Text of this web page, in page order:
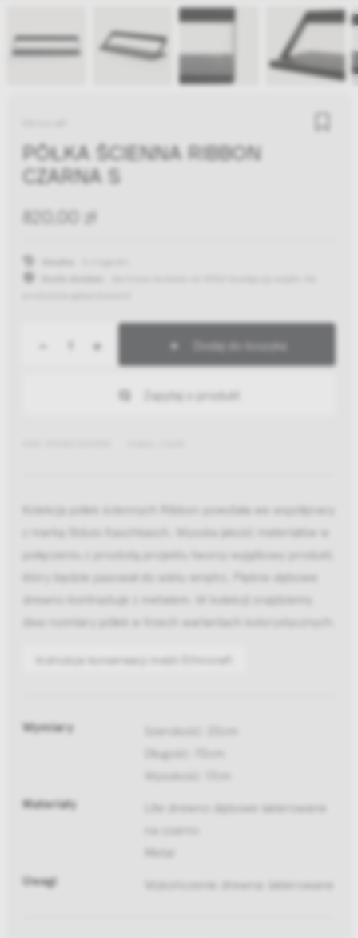
PÓŁKA ŚCIENNA RIBBON
CZARNA S
820,00 zł
+ Dodaj do koszyka
Zapytaj o produkt
Kolekcja półek ściennych Ribbon powstała we współpracy
z marką Stduio Kaschkasch. Wysoka jakość materiałów w
połączeniu z prostotą projektu tworzy wyjątkowy produkt,
który będzie pasował do wielu wnętrz. Piękne dębowe
drewno kontrastuje z metalem. W kolekcji znajdziemy
dwa rozmiary półek w trzech wariantach kolorystycznych.
Instrukcje konserwacji mebli Ethnicraft
Wymiary
Szerokość: 20cm
Długość: 70cm
Wysokość: 17cm
Materiały
Lite drewno dębowe lakierowane
na czarno
Metal
Uwagi Wykończenie drewna: lakierowane